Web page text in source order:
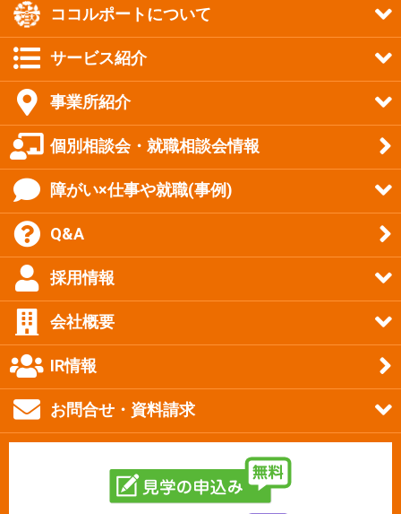
ココルポートについて
サービス紹介
事業所紹介
個別相談会・就職相談会情報
障がい×仕事や就職(事例)
Q&A
採用情報
会社概要
IR情報
お問合せ・資料請求